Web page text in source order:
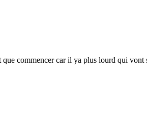
commencer car il ya plus lourd qui vont